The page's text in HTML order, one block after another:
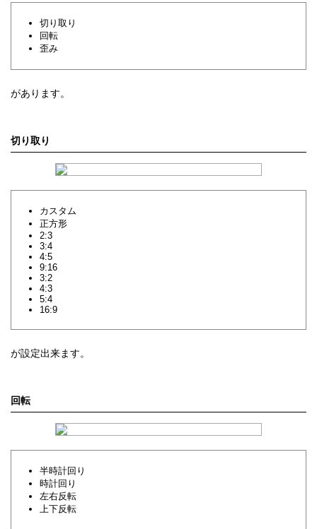
切り取り
回転
歪み
があります。
切り取り
カスタム
正方形
2:3
3:4
4:5
9:16
3:2
4:3
5:4
16:9
が設定出来ます。
回転
半時計回り
時計回り
左右反転
上下反転